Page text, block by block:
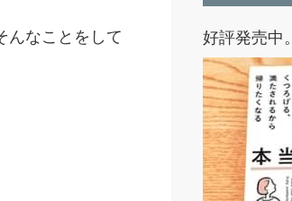
んなことをして
好評発売中。